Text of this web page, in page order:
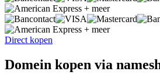
+ meer
+ meer
Direct kopen
Domein kopen via